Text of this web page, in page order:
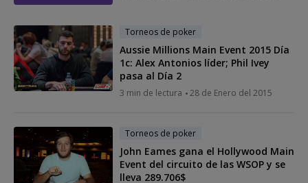
Torneos de poker
Aussie Millions Main Event 2015 Día
1c: Alex Antonios líder; Phil Ivey
pasa al Día 2
3 min de lectura 28 de Enero del 2015
Torneos de poker
John Eames gana el Hollywood Main
Event del circuito de las WSOP y se
lleva 289.706$